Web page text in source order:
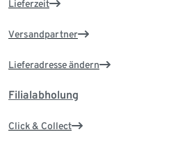
Lieferzeit
Versandpartner
Lieferadresse ändern
Filialabholung
Click & Collect